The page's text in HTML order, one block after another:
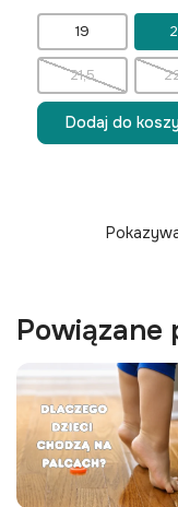
19
21,5
Dodaj do
Powiązane